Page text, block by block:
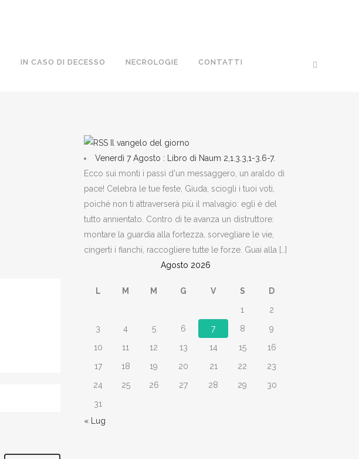
IN CASO DI DECESSO NECROLOGIE CONTATTI
Il vangelo del giorno
Venerdì 7 Agosto : Libro di Naum 2,1.3.3,1-3.6-7.
Ecco sui monti i passi d'un messaggero, un araldo di
pace! Celebra le tue feste, Giuda, sciogli i tuoi voti,
poiché non ti attraverserà più il malvagio: egli è del
tutto annientato. Contro di te avanza un distruttore:
montare la guardia alla fortezza, sorvegliare le vie,
cingerti i fianchi, raccogliere tutte le forze. Guai alla […]
Agosto 2026
L M M G V S
D
1
2
3
4 5 6 7 8
9
10
11 12 13 14 15
16
17
18 19 20 21 22
23
24
25 26 27 28 29
30
31
« Lug